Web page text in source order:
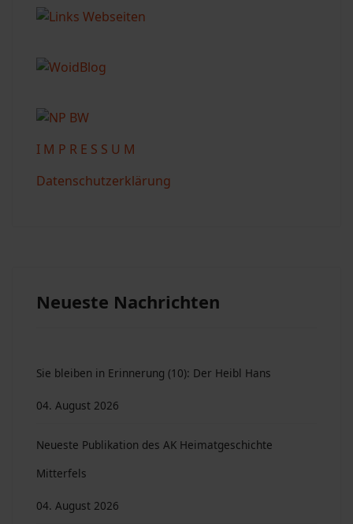
I M P R E S S U M
Datenschutzerklärung
Neueste Nachrichten
Sie bleiben in Erinnerung (10): Der Heibl Hans
04. August 2026
Neueste Publikation des AK Heimatgeschichte
Mitterfels
04. August 2026